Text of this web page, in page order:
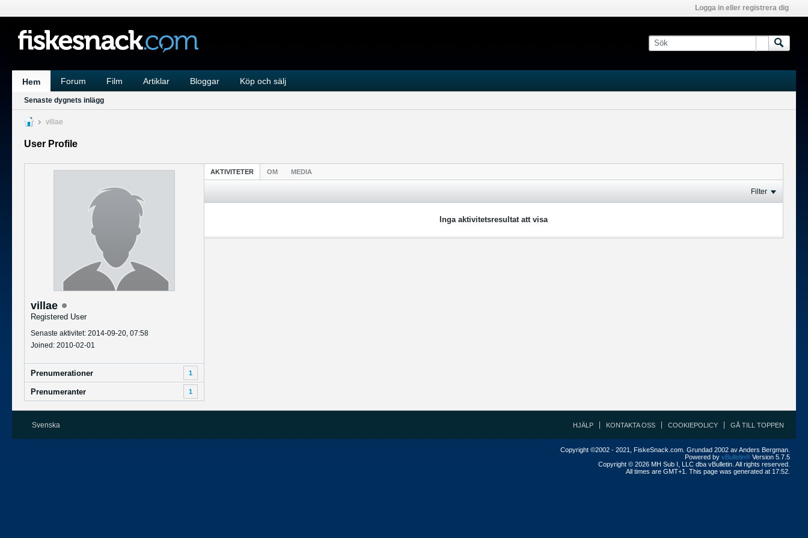
Logga in eller registrera dig
Hem Forum Film Artiklar Bloggar Köp och sälj
Senaste dygnets inlägg
villae
User Profile
villae
Registered User
Senaste aktivitet: 2014-09-20, 07:58
Joined: 2010-02-01
Prenumerationer 1
Prenumeranter 1
AKTIVITETER OM MEDIA
Filter
Inga aktivitetsresultat att visa
Svenska HJÄLP KONTAKTA OSS COOKIEPOLICY GÅ TILL TOPPEN
Copyright ©2002 - 2021, FiskeSnack.com. Grundad 2002 av Anders Bergman.
Powered by vBulletin® Version 5.7.5
Copyright © 2026 MH Sub I, LLC dba vBulletin. All rights reserved.
All times are GMT+1. This page was generated at 17:52.